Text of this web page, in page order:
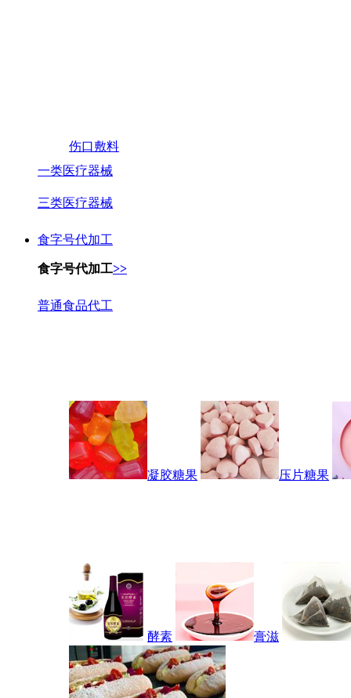
伤口敷料
一类医疗器械
三类医疗器械
食字号代加工
食字号代加工>>
普通食品代工
凝胶糖果 压片糖果
酵素 膏滋